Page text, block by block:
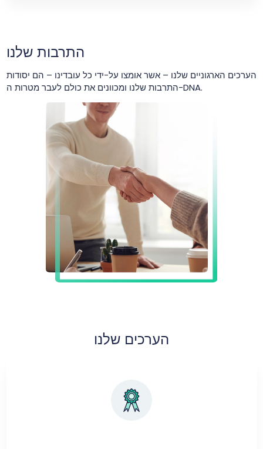
התרבות שלנו
הערכים הארגוניים שלנו – אשר אומצו על-ידי כל עובדינו – הם יסודות
התרבות שלנו ומכוונים את כולם לעבר מטרות ה-DNA.
הערכים שלנו